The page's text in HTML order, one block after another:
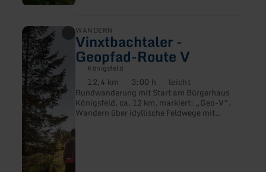
WANDERN
Vinxtbachtaler -
Geopfad-Route V
Königsfeld
Distanz:
12,4 km Dauer:
3:00 h Anforderung:
leicht
Rundwanderung mit Start am Bürgerhaus
Königsfeld, ca. 12 km, markiert: „Geo-V“.
Wandern über idyllische Feldwege mit
mehr
erfahren
zu:
Vinxtbachtaler
Geopfad-
Route
V